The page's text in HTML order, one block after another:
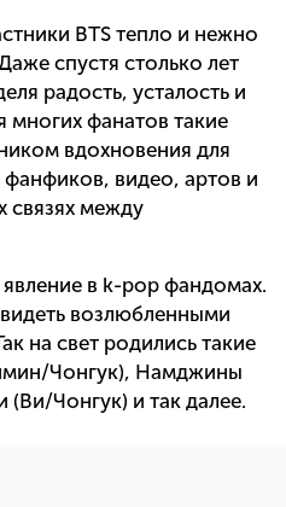
BTS тепло и нежно
спустя столько лет
радость, усталость и
фанатов такие
вдохновения для
видео, артов и
связях между
в k-pop фандомах.
возлюбленными
на свет родились такие
Чонгук), Намджины
Чонгук) и так далее.